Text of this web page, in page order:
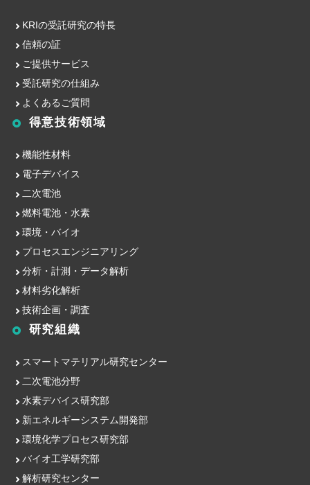
KRIの受託研究の特長
信頼の証
ご提供サービス
受託研究の仕組み
よくあるご質問
得意技術領域
機能性材料
電子デバイス
二次電池
燃料電池・水素
環境・バイオ
プロセスエンジニアリング
分析・計測・データ解析
材料劣化解析
技術企画・調査
研究組織
スマートマテリアル研究センター
二次電池分野
水素デバイス研究部
新エネルギーシステム開発部
環境化学プロセス研究部
バイオ工学研究部
解析研究センター